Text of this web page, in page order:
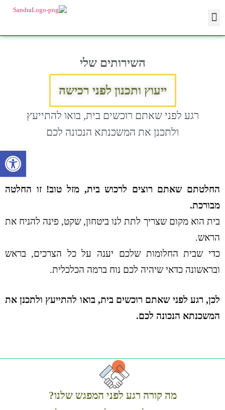
השירותים שלי
ייעוץ ותכנון לפני רכישה
רגע לפני שאתם רוכשים בית בואו להתייעץ
ולתכנן את המשכנתא הנכונה לכם
החלטתם שאתם רוצים לרכוש בית, מזל טוב! זו החלטה
מבורכת.
בית הוא מקום שצריך לתת לנו ביטחון,שקט, פינה להניח את
הראש.
כדי שבית החלומות שלכם יענה על כל הצרכים, בראש
ובראשונה כדאי שיהיה לכם נוח ברמה הכלכלית.
לכן, רגע לפני שאתם רוכשים בית, בואו להתייעץ ולתכנן את
המשכנתא הנכונה לכם.
מה קורה רגע לפני המפגש שלנו?